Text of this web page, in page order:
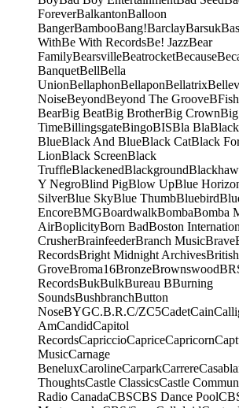
ForeverBalkantonBalloon
BangerBambooBang!BarclayBarsuk
WithBe With RecordsBe! JazzBear
FamilyBearsvilleBeatrocketBecause
BanquetBellBella
UnionBellaphonBellaponBellatrix
NoiseBeyondBeyond The GrooveBFish
BearBig BeatBig BrotherBig CrownBig
TimeBillingsgateBingoBISBla Bla
BlueBlack And BlueBlack CatBlack
LionBlack ScreenBlack
TruffleBlackenedBlackground
Y NegroBlind PigBlow UpBlue
SilverBlue SkyBlue ThumbBluebird
EncoreBMGBoardwalkBombaBomba
AirBoplicityBorn BadBoston
CrusherBrainfeederBranch MusicBrave
RecordsBright Midnight ArchivesBritish
GroveBroma16BronzeBrownswood
RecordsBukBulkBureau BBurning
SoundsBushbranchButton
NoseBYGC.B.R.C/ZC5CadetCain
AmCandidCapitol
RecordsCapriccioCapriceCapricorn
MusicCarnage
BeneluxCarolineCarparkCarrere
ThoughtsCastle ClassicsCastle
Radio CanadaCBSCBS Dance Pool